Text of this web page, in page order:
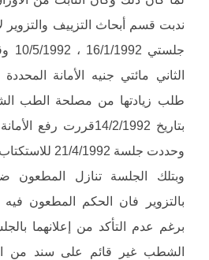
ندبت قسم أبحاث التزييف والتزوير
الثاني مائتي جنيه الأمانة
طلب زيادتها من مصلحة الطب
بتاريخ 14/2/1992قررت
وحددت جلسة 21/
وبتلك الجلسة تنازل المطعون
بالتزوير فان الحكم المطعون
برغم عدم التأكد من إعلانهما
الشطب غير قائم على سند من